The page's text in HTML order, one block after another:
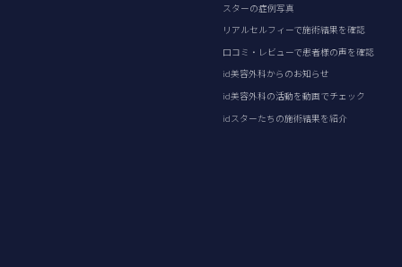
スターの症例写真
リアルセルフィーで施術結果を確認
口コミ・レビューで患者様の声を確認
id美容外科からのお知らせ
id美容外科の活動を動画でチェック
idスターたちの施術結果を紹介